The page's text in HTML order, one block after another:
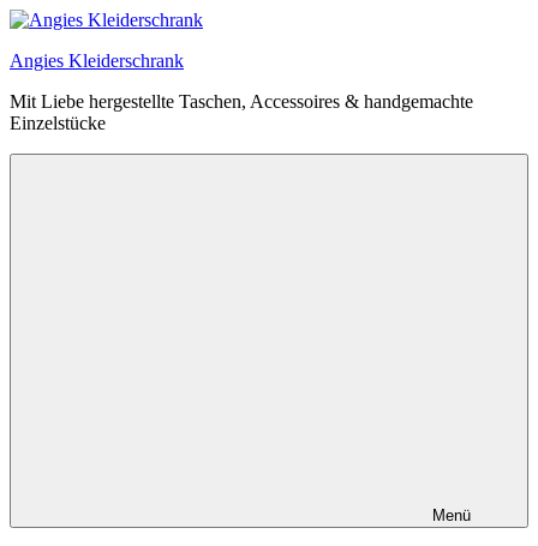
Zum
springen
Angies Kleiderschrank
Mit Liebe hergestellte Taschen, Accessoires & handgemachte
Einzelstücke
Menü